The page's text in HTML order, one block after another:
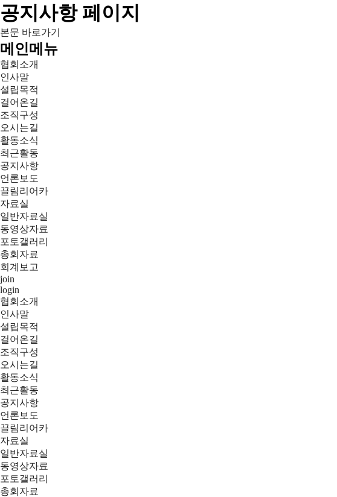
공지사항 페이지
본문 바로가기
메인메뉴
협회소개
인사말
설립목적
걸어온길
조직구성
오시는길
활동소식
최근활동
공지사항
언론보도
끌림리어카
자료실
일반자료실
동영상자료
포토갤러리
총회자료
회계보고
join
login
협회소개
인사말
설립목적
걸어온길
조직구성
오시는길
활동소식
최근활동
공지사항
언론보도
끌림리어카
자료실
일반자료실
동영상자료
포토갤러리
총회자료